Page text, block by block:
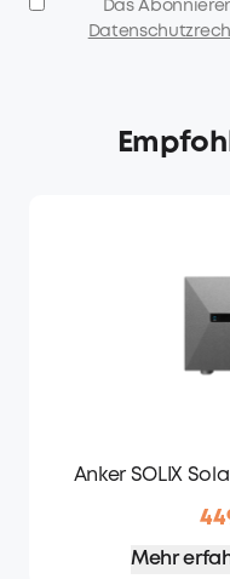
Das
Anker SOLIX
Mehr